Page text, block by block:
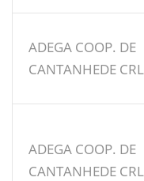
ADEGA COOP. DE
CANTANHEDE CRL
ADEGA COOP. DE
CANTANHEDE CRL